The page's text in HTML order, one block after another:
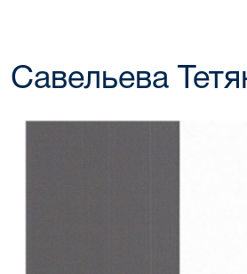
Савельева